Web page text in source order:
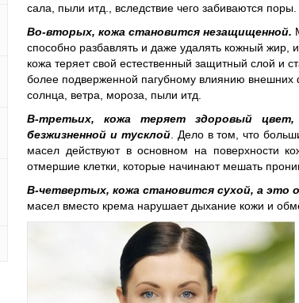
сала, пыли итд., вследствие чего забиваются поры.
Во-вторых, кожа становится незащищенной.
способно разбавлять и даже удалять кожный жир,
кожа теряет свой естественный защитный слой и
более подверженной пагубному влиянию внешних
солнца, ветра, мороза, пыли итд.
В-третьих, кожа теряет здоровый цвет,
безжизненной и тусклой. Дело в том, что
масел действуют в основном на поверхности
отмершие клетки, которые начинают мешать
В-четвертых, кожа становится сухой, а это
масел вместо крема нарушает дыхание кожи и